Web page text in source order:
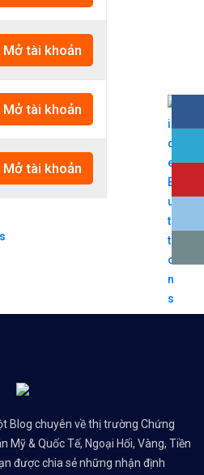
Mở tài khoản
Mở tài khoản
Mở tài khoản
Blog chuyên về thị trường Chứng
Mỹ & Quốc Tế, Ngoại Hối, Vàng, Tiền
được chia sẻ những nhận định